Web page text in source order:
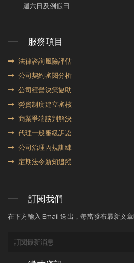
週六日及例假日
服務項目
法律諮詢風險評估
公司契約審閱分析
公司經營決策協助
勞資制度建立審核
商業爭端談判解決
代理⼀般審級訴訟
公司治理內規訓練
定期法令新知追蹤
訂閱我們
在下方輸入 Email 送出，每當發布最新文